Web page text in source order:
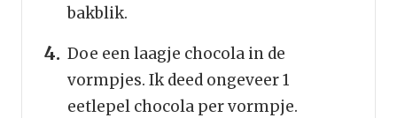
bakblik.
Doe een laagje chocola in de
vormpjes. Ik deed ongeveer 1
eetlepel chocola per vormpje.